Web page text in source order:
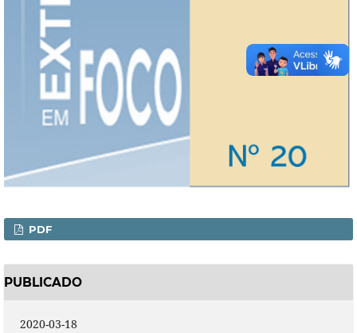
PDF
PUBLICADO
2020-03-18